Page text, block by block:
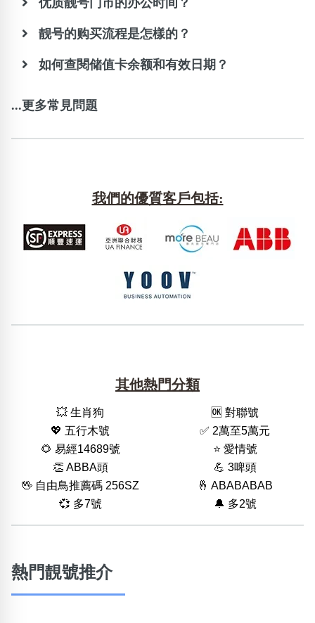
优质靓号门市的办公时间？
靓号的购买流程是怎樣的？
如何查閱储值卡余额和有效日期？
...更多常見問題
我們的優質客戶包括:
其他熱門分類
💥 生肖狗
🆗️ 對聯號
💖 五行木號
✅ 2萬至5萬元
🌻 易經14689號
⭐️ 愛情號
👏 ABBA頭
💪 3啤頭
🖖 自由鳥推薦碼 256SZ
🤞 ABABABAB
💞 多7號
🔔 多2號
熱門靚號推介